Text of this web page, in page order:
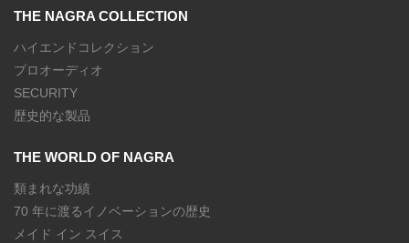
THE NAGRA COLLECTION
ハイエンドコレクション
プロオーディオ
SECURITY
歴史的な製品
THE WORLD OF NAGRA
類まれな功績
70 年に渡るイノベーションの歴史
メイド イン スイス